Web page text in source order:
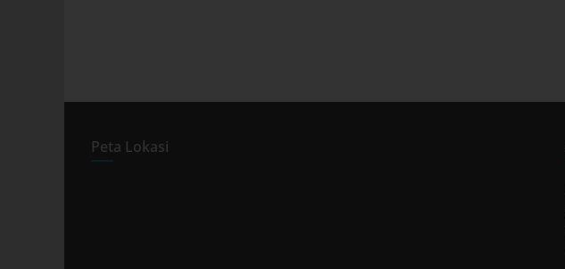
Peta Lokasi